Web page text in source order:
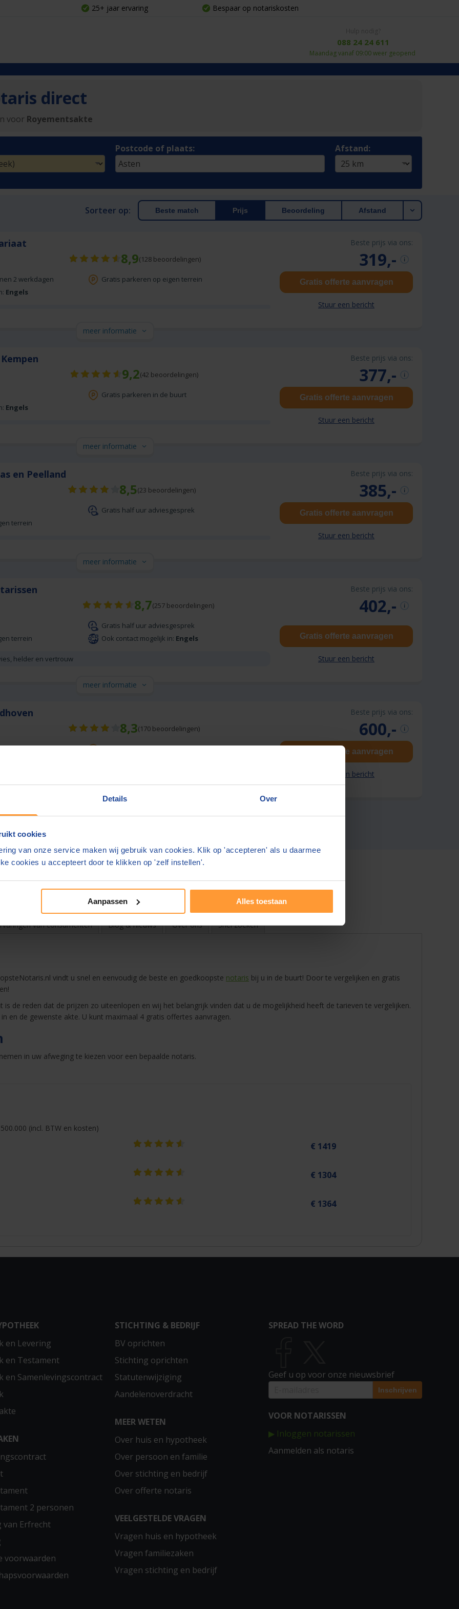
Details Over
cookies
van onze service maken wij gebruik van cookies. Klik op 'accepteren' als u daarmee
cookies u accepteert door te klikken op 'zelf instellen'.
Aanpassen Alles toestaan
25+ jaar ervaring Bespaar op notariskosten
088 24 24 611
Maandag vanaf 09:00 weer geopend
direct
voor Royementsakte
Postcode of plaats: Afstand:
Sorteer op: Beste match Prijs Beoordeling Afstand
Beste prijs via ons:
319,-
8,9(128 beoordelingen)
2 werkdagen
Gratis parkeren op eigen terrein
Engels
Gratis offerte aanvragen
Stuur een bericht
meer informatie
Beste prijs via ons:
377,-
9,2(42 beoordelingen)
Gratis parkeren in de buurt
Engels
Gratis offerte aanvragen
Stuur een bericht
meer informatie
Beste prijs via ons:
385,-
en Peelland
8,5(23 beoordelingen)
Gratis half uur adviesgesprek
terrein
Gratis offerte aanvragen
Stuur een bericht
meer informatie
Beste prijs via ons:
402,-
8,7(257beoordelingen)
Gratis half uur adviesgesprek
terrein
Ook contact mogelijk in: Engels
helder en vertrouw
Gratis offerte aanvragen
Stuur een bericht
meer informatie
Beste prijs via ons:
600,-
8,3(170 beoordelingen)
Gratis parkeren op eigen terrein Gratis offerte aanvragen
Stuur een bericht
meer informatie
bedragen zijn inclusief btw enbijkomende kosten.
Geeft u liever ergens anders feedback?
vindt u snel en eenvoudig de beste en goedkoopste notaris bij u in de buurt! Door te vergelijken en gratis
de reden dat de prijzen zo uiteenlopen en wij het belangrijk vinden dat u de mogelijkheid heeft de tarieven te vergelijken.
en de gewenste akte. U kunt maximaal 4 gratis offertes aanvragen.
in uw afweging te kiezen voor een bepaalde notaris.
(incl. BTW en kosten)
€ 1419
€ 1304
€ 1364
van consumenten Blog & nieuws Over ons Snel zoeken
en Levering
en Testament
en Samenlevingscontract
2 personen
van Erfrecht
voorwaarden
STICHTING & BEDRIJF
BV oprichten
Stichting oprichten
Statutenwijziging
Aandelenoverdracht
MEER WETEN
Over huis en hypotheek
Over persoon en familie
Over stichting en bedrijf
Over offerte notaris
VEELGESTELDE VRAGEN
Vragen huis en hypotheek
Vragen familiezaken
Vragen stichting en bedrijf
SPREAD THE WORD
Geef u op voor onze nieuwsbrief
VOOR NOTARISSEN
▶ Inloggen notarissen
Aanmelden als notaris